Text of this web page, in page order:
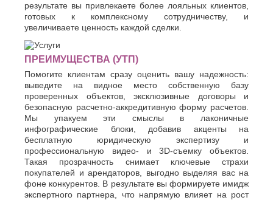
результате вы привлекаете более лояльных клиентов,
готовых к комплексному сотрудничеству, и
увеличиваете ценность каждой сделки.
ПРЕИМУЩЕСТВА (УТП)
Помогите клиентам сразу оценить вашу надежность:
выведите на видное место собственную базу
проверенных объектов, эксклюзивные договоры и
безопасную расчетно-аккредитивную форму расчетов.
Мы упакуем эти смыслы в лаконичные
инфографические блоки, добавив акценты на
бесплатную юридическую экспертизу и
профессиональную видео- и 3D-съемку объектов.
Такая прозрачность снимает ключевые страхи
покупателей и арендаторов, выгодно выделяя вас на
фоне конкурентов. В результате вы формируете имидж
экспертного партнера, что напрямую влияет на рост